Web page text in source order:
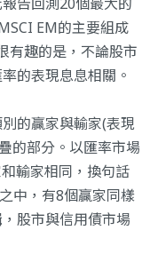
EM的主要組成
有趣的是，不論股市
的表現息息相關。
的贏家與輸家(表現
的部分。以匯率市場
輸家相同，換句話
中，有8個贏家同樣
股市與信用債市場